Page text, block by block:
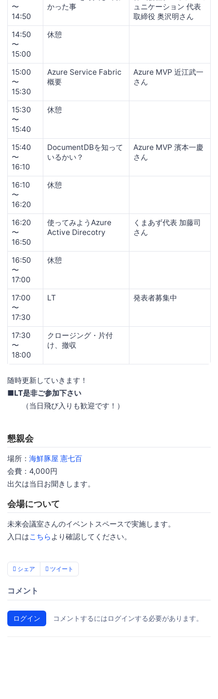
〜
14:50
かった事
ュニケーション 代表
取締役 奥沢明さん
14:50
〜
15:00
休憩
15:00
〜
15:30
Azure Service Fabric
概要
Azure MVP 近江武一
さん
15:30
〜
15:40
休憩
15:40
〜
16:10
DocumentDBを知って
いるかい？
Azure MVP 濱本一慶
さん
16:10
〜
16:20
休憩
16:20
〜
16:50
使ってみようAzure
Active Direcotry
くまあず代表 加藤司
さん
16:50
〜
17:00
休憩
17:00
〜
17:30
LT 発表者募集中
17:30
〜
18:00
クロージング・片付
け、撤収
随時更新していきます！
■LT是非ご参加下さい
（当日飛び入りも歓迎です！）
懇親会
場所： 海鮮豚屋 憲七百
会費：4,000円
出欠は当日お聞きします。
会場について
未来会議室さんのイベントスペースで実施します。
入口はこちら より確認してください。
シェア ツイート
コメント
ログイン コメントするにはログインする必要があります。